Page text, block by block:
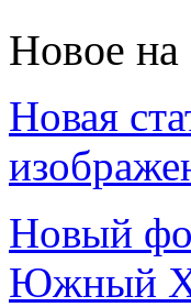
Новое на
Новая
Новый
Южный